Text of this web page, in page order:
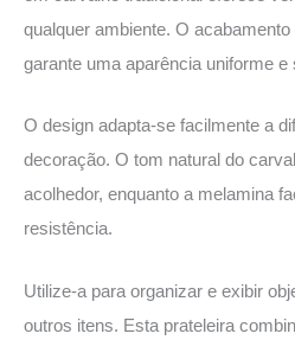
qualquer ambiente. O
garante uma aparência uniforme e
O design adapta-se facilmente a
decoração. O tom natural do
acolhedor, enquanto a melamina
resistência.
Utilize-a para organizar e exibir
outros itens. Esta prateleira